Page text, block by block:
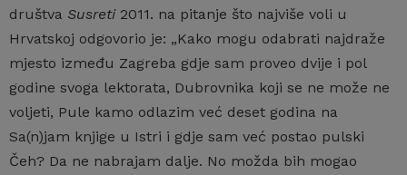
društva Susreti 2011. na pitanje što najviše voli u
Hrvatskoj odgovorio je: „Kako mogu odabrati najdraže
mjesto između Zagreba gdje sam proveo dvije i pol
godine svoga lektorata, Dubrovnika koji se ne može ne
voljeti, Pule kamo odlazim već deset godina na
Sa(n)jam knjige u Istri i gdje sam već postao pulski
Čeh? Da ne nabrajam dalje. No možda bih mogao